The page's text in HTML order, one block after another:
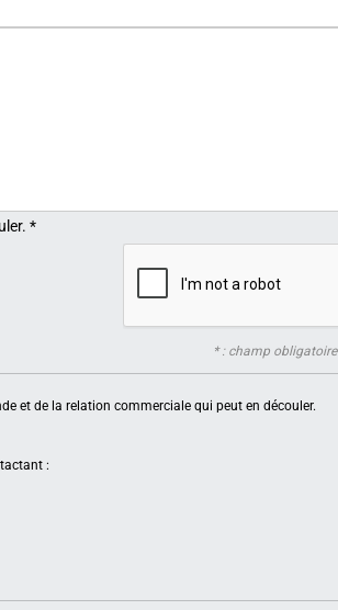
*
* : champ obligatoire
et de la relation commerciale qui peut en découler.
: